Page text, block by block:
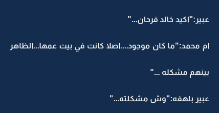
عبير:"اكيد خالد فرحان..."
ام محمد:"ما كان موجود....اصلا كانت في بيت عمها...الظاهر
بينهم مشكله ..."
عبير بلهفه:"وش مشكلته..."